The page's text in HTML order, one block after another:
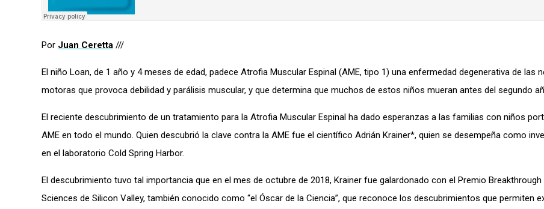
Por Juan Ceretta ///
El niño Loan, de 1 año y 4 meses de edad, padece Atrofia Muscular Espinal (AME, tipo 1) una enfermedad degenerativa de las
motoras que provoca debilidad y parálisis muscular, y que determina que muchos de estos niños mueran antes del segundo
El reciente descubrimiento de un tratamiento para la Atrofia Muscular Espinal ha dado esperanzas a las familias con niños
AME en todo el mundo. Quien descubrió la clave contra la AME fue el científico Adrián Krainer*, quien se desempeña como
en el laboratorio Cold Spring Harbor.
El descubrimiento tuvo tal importancia que en el mes de octubre de 2018, Krainer fue galardonado con el Premio Breakthrough
Sciences de Silicon Valley, también conocido como “el Óscar de la Ciencia”, que reconoce los descubrimientos que permiten